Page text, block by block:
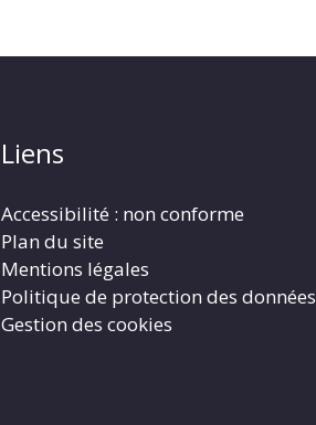
Liens
Accessibilité : non conforme
Plan du site
Mentions légales
Politique de protection des données
Gestion des cookies